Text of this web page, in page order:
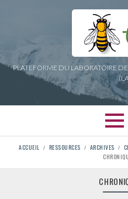
PLATEFORME DU LABORATOIRE
FIL
ACCUEIL RESSOURCES ARCHIVES